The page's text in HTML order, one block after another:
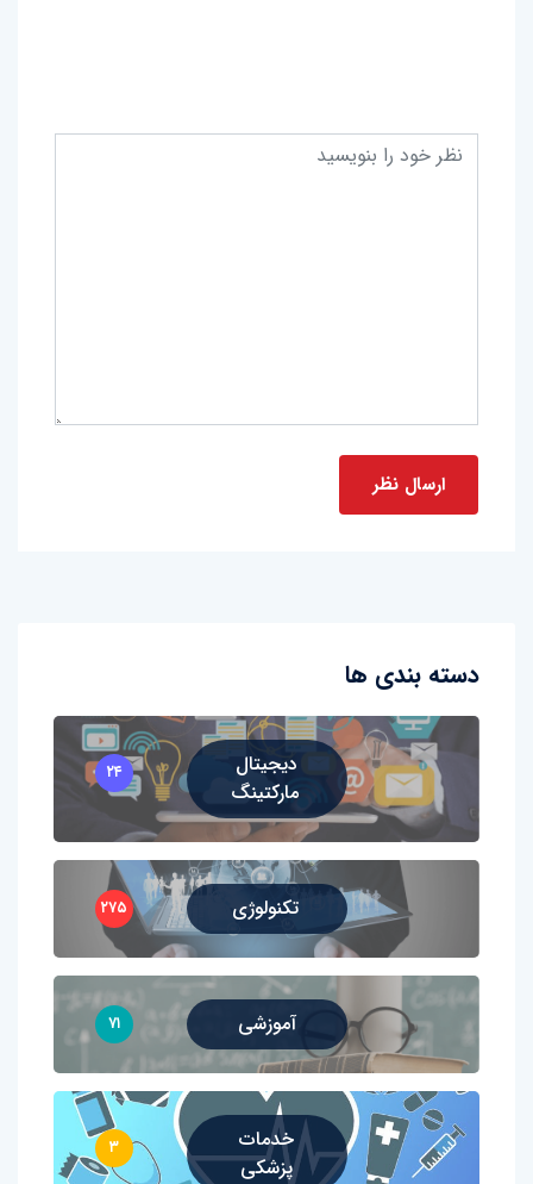
دسته بندی ها
دیجیتال
مارکتینگ
۲۴
تکنولوژی ۲۷۵
آموزشی ۷۱
خدمات
پزشکی
۳